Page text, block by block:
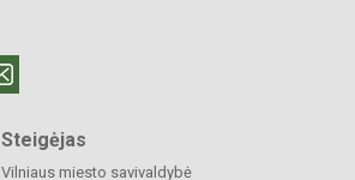
Steigėjas
Vilniaus miesto savivaldybė